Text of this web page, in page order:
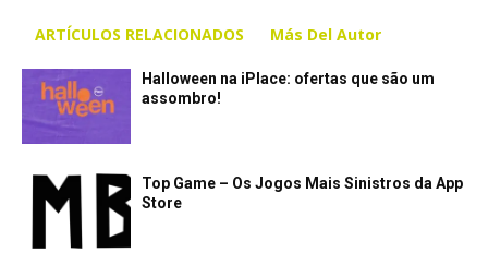
ARTÍCULOS RELACIONADOS Más Del Autor
Halloween na iPlace: ofertas que são um
assombro!
Top Game – Os Jogos Mais Sinistros da App
Store